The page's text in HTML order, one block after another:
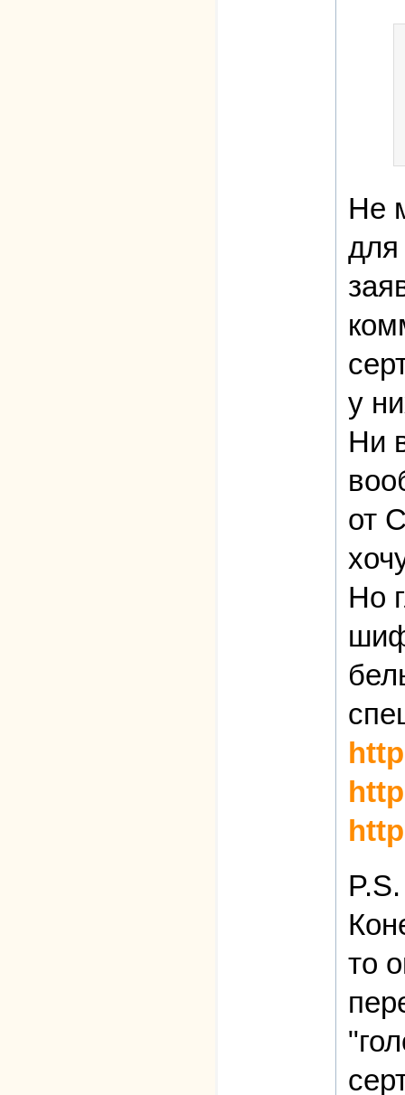
Не
для
у
Ни
от
Но
то